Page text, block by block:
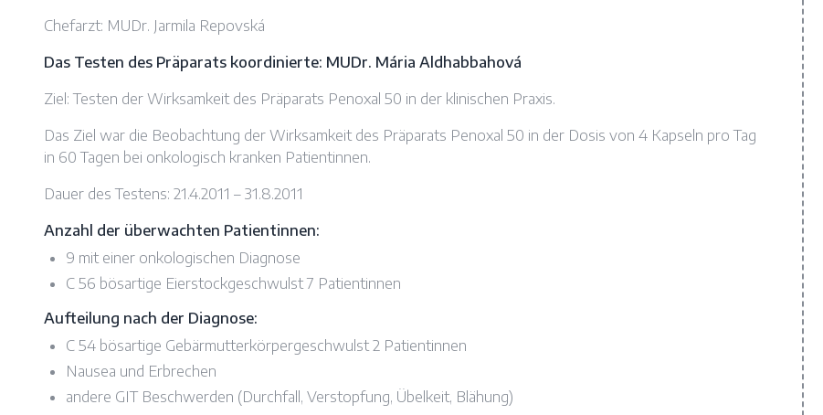
Chefarzt: MUDr. Jarmila Repovská
Das Testen des Präparats koordinierte: MUDr. Mária Aldhabbahová
Ziel: Testen der Wirksamkeit des Präparats Penoxal 50 in der klinischen Praxis.
Das Ziel war die Beobachtung der Wirksamkeit des Präparats Penoxal 50 in der Dosis von 4 Kapseln pro Tag
in 60 Tagen bei onkologisch kranken Patientinnen.
Dauer des Testens: 21.4.2011 – 31.8.2011
Anzahl der überwachten Patientinnen:
9 mit einer onkologischen Diagnose
C 56 bösartige Eierstockgeschwulst 7 Patientinnen
Aufteilung nach der Diagnose:
C 54 bösartige Gebärmutterkörpergeschwulst 2 Patientinnen
Nausea und Erbrechen
andere GIT Beschwerden (Durchfall, Verstopfung, Übelkeit, Blähung)